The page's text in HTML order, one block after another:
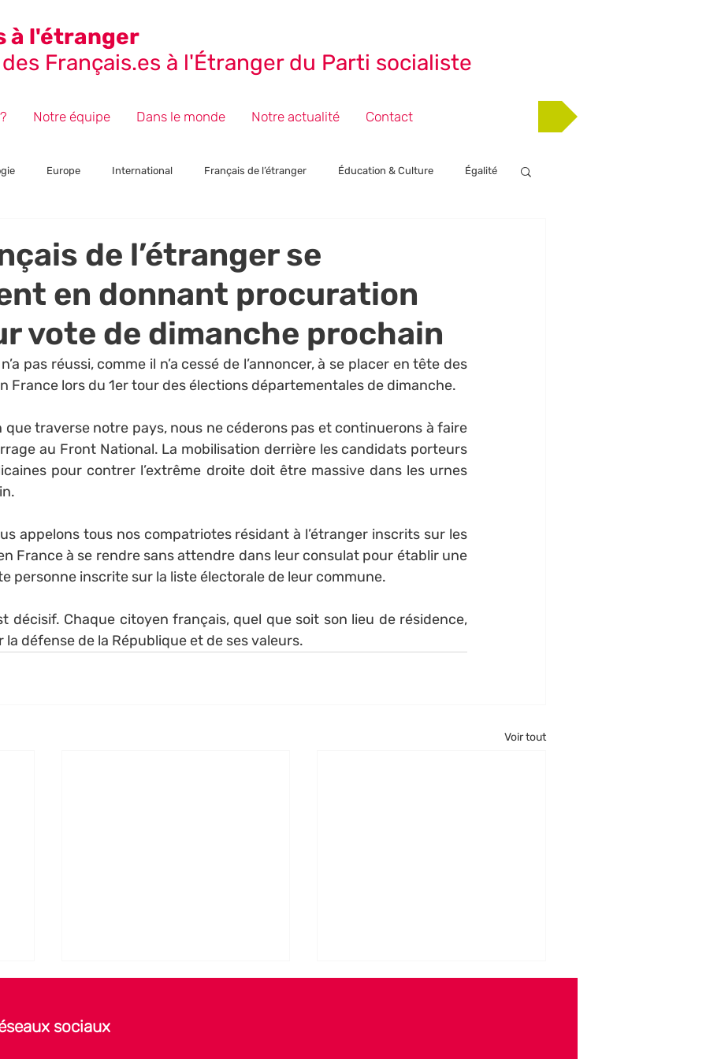
à l'étranger
Français.es à l'Étranger du Parti socialiste
Notre équipe Dans le monde Notre actualité Contact
Europe International Français de l’étranger Éducation & Culture Égalité
de l’étranger se
en donnant procuration
vote de dimanche prochain
pas réussi, comme il n’a cessé de l’annoncer, à se placer en tête des
France lors du 1er tour des élections départementales de dimanche.
que traverse notre pays, nous ne céderons pas et continuerons à faire
au Front National. La mobilisation derrière les candidats porteurs
pour contrer l’extrême droite doit être massive dans les urnes
appelons tous nos compatriotes résidant à l’étranger inscrits sur les
France à se rendre sans attendre dans leur consulat pour établir une
personne inscrite sur la liste électorale de leur commune.
décisif. Chaque citoyen français, quel que soit son lieu de résidence,
défense de la République et de ses valeurs.
Voir tout
sociaux